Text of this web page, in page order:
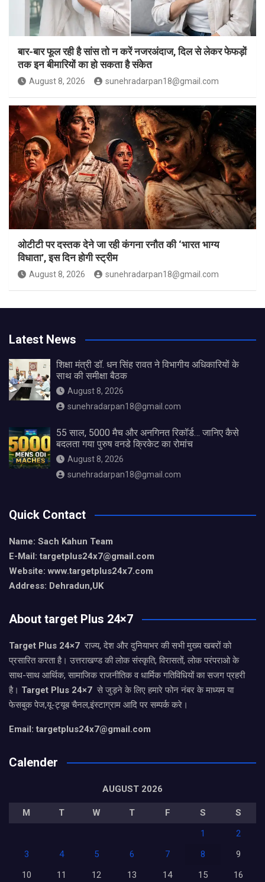
बार-बार फूल रही है सांस तो न करें नजरअंदाज, दिल से लेकर फेफड़ों
तक इन बीमारियों का हो सकता है संकेत
August 8, 2026 sunehradarpan18@gmail.com
ओटीटी पर दस्तक देने जा रही कंगना रनौत की ‘भारत भाग्य
विधाता’, इस दिन होगी स्ट्रीम
August 8, 2026 sunehradarpan18@gmail.com
Latest News
शिक्षा मंत्री डॉ. धन सिंह रावत ने विभागीय अधिकारियों के
साथ की समीक्षा बैठक
August 8, 2026
sunehradarpan18@gmail.com
55 साल, 5000 मैच और अनगिनत रिकॉर्ड… जानिए कैसे
बदलता गया पुरुष वनडे क्रिकेट का रोमांच
August 8, 2026
sunehradarpan18@gmail.com
Quick Contact
Name: Sach Kahun Team
E-Mail: targetplus24x7@gmail.com
Website: www.targetplus24x7.com
Address: Dehradun,UK
About target Plus 24×7
Target Plus 24×7 राज्य, देश और दुनियाभर की सभी मुख्य खबरों को
प्रसारित करता है। उत्तराखण्ड की लोक संस्कृति, विरासतों, लोक परंपराओ के
साथ-साथ आर्थिक, सामाजिक राजनीतिक व धार्मिक गतिविधियों का सजग प्रहरी
है। Target Plus 24×7 से जुड़ने के लिए हमारे फोन नंबर के माध्यम या
फेसबुक पेज,यू-ट्यूब चैनल,इंस्टाग्राम आदि पर सम्पर्क करे।
Email: targetplus24x7@gmail.com
Calender
AUGUST 2026
M T W T F S
S
1
2
3
4 5 6 7 8
9
10
11 12 13 14 15 16